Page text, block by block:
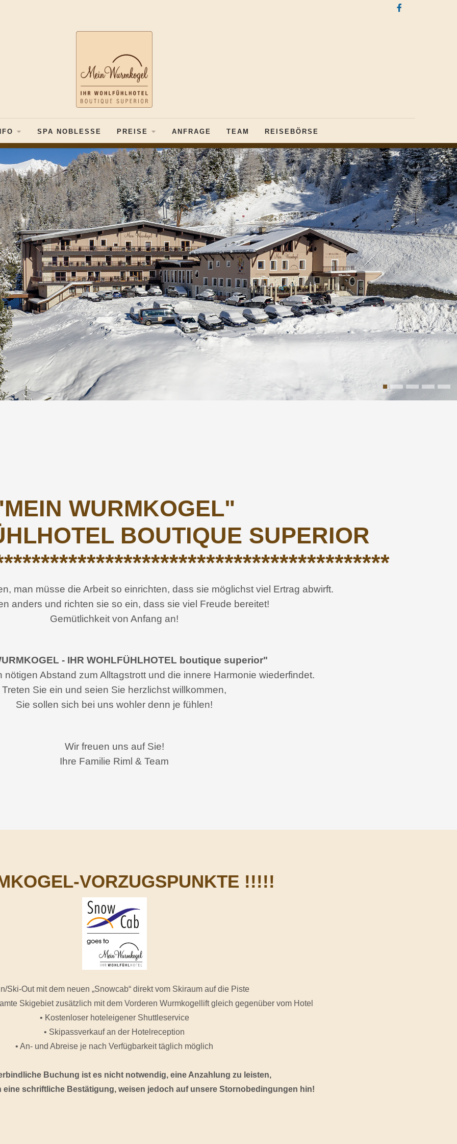
SPA NOBLESSE PREISE ANFRAGE TEAM REISEBÖRSE
WURMKOGEL"
BOUTIQUE SUPERIOR
man müsse die Arbeit so einrichten, dass sie möglichst viel Ertrag abwirft.
anders und richten sie so ein, dass sie viel Freude bereitet!
Gemütlichkeit von Anfang an!
- IHR WOHLFÜHLHOTEL boutique superior"
nötigen Abstand zum Alltagstrott und die innere Harmonie wiederfindet.
Treten Sie ein und seien Sie herzlichst willkommen,
Sie sollen sich bei uns wohler denn je fühlen!
Wir freuen uns auf Sie!
Ihre Familie Riml & Team
VORZUGSPUNKTE !!!!!
Ski-Out mit dem neuen „Snowcab“ direkt vom Skiraum auf die Piste
Skigebiet zusätzlich mit dem Vorderen Wurmkogellift gleich gegenüber vom Hotel
• Kostenloser hoteleigener Shuttleservice
• Skipassverkauf an der Hotelreception
• An- und Abreise je nach Verfügbarkeit täglich möglich
Buchung ist es nicht notwendig, eine Anzahlung zu leisten,
schriftliche Bestätigung, weisen jedoch auf unsere Stornobedingungen hin!